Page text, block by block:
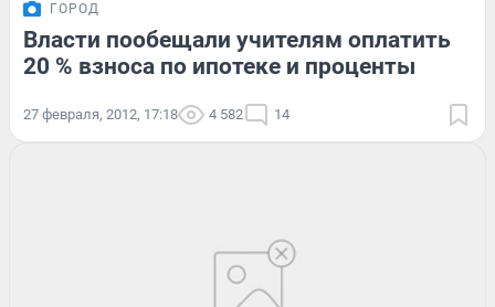
ГОРОД
Власти пообещали учителям оплатить
20 % взноса по ипотеке и проценты
27 февраля, 2012, 17:18 4 582 14